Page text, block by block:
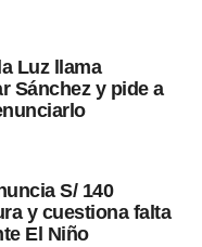
Luz llama
Sánchez y pide a
S/ 140
y cuestiona falta
El Niño